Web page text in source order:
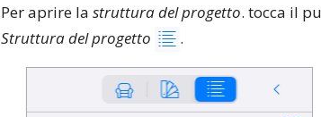
Per aprire la struttura del progetto. tocca il
Struttura del progetto
.